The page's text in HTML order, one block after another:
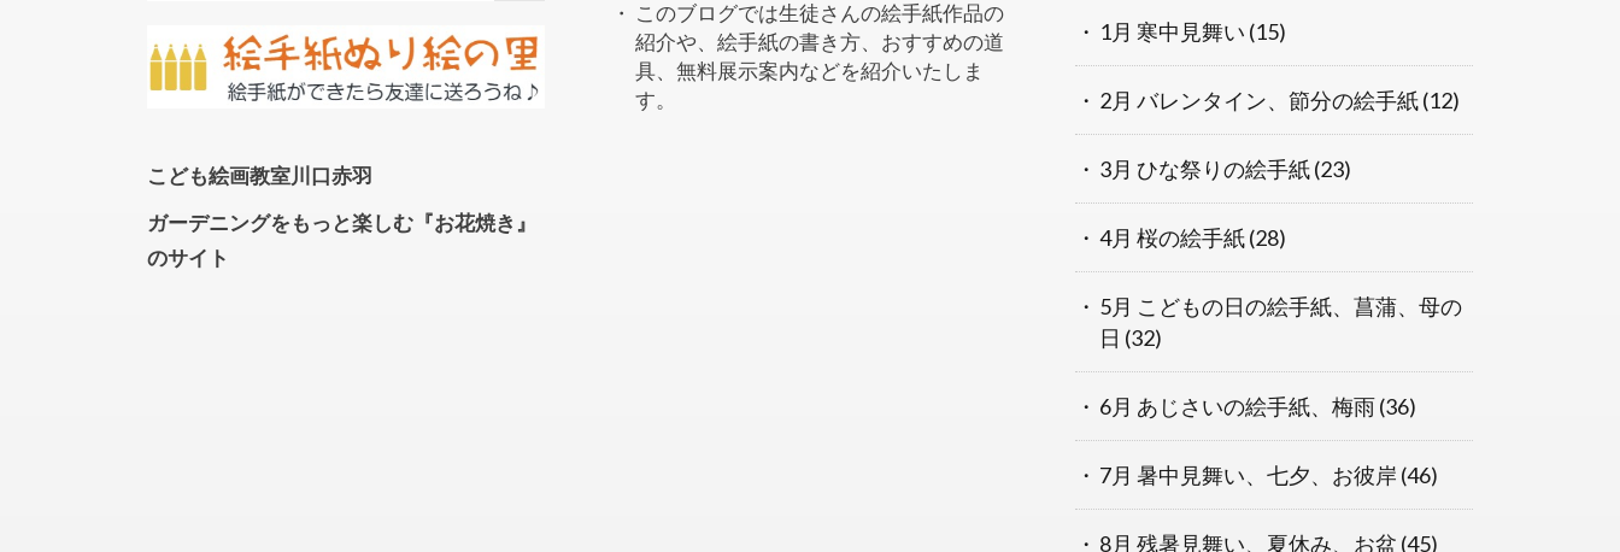
こども絵画教室川口赤羽
ガーデニングをもっと楽しむ『お花焼き』
のサイト
このブログでは生徒さんの絵手紙作品の
紹介や、絵手紙の書き方、おすすめの道
具、無料展示案内などを紹介いたしま
す。
1月 寒中見舞い (15)
2月 バレンタイン、節分の絵手紙(12)
3月 ひな祭りの絵手紙(23)
4月 桜の絵手紙(28)
5月 こどもの日の絵手紙、菖蒲、母の
日 (32)
6月 あじさいの絵手紙、梅雨(36)
7月 暑中見舞い、七夕、お彼岸 (46)
8月 残暑見舞い、夏休み、お盆 (45)